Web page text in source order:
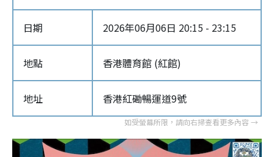
日期 2026年06月06日 20:15 - 23:15
地點 香港體育館 (紅館)
地址 香港紅磡暢運道9號